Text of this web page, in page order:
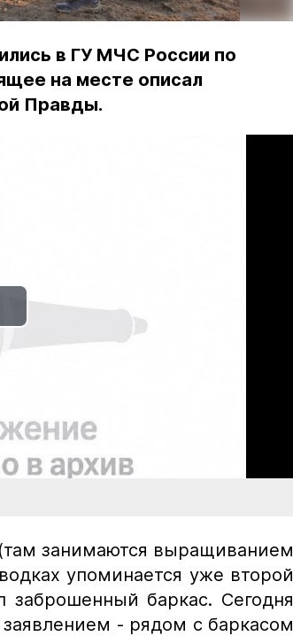
в ГУ МЧС России по
на месте описал
Правды.
занимаются выращиванием
упоминается уже второй
заброшенный баркас. Сегодня
- рядом с баркасом